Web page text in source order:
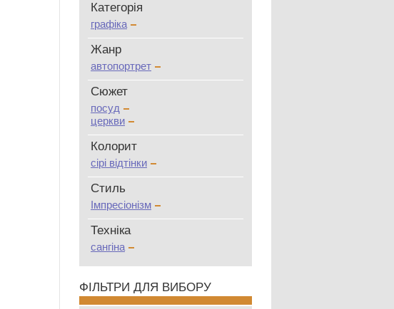
Категорія
графіка
Жанр
автопортрет
Сюжет
посуд
церкви
Колорит
сірі відтінки
Стиль
Імпресіонізм
Техніка
сангіна
ФІЛЬТРИ ДЛЯ ВИБОРУ